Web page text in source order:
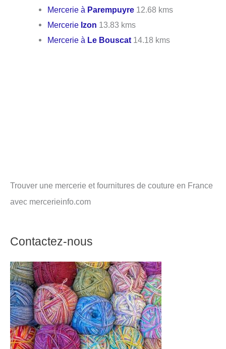
Mercerie à Parempuyre 12.68 kms
Mercerie Izon 13.83 kms
Mercerie à Le Bouscat 14.18 kms
Trouver une mercerie et fournitures de couture en France
avec mercerieinfo.com
Contactez-nous